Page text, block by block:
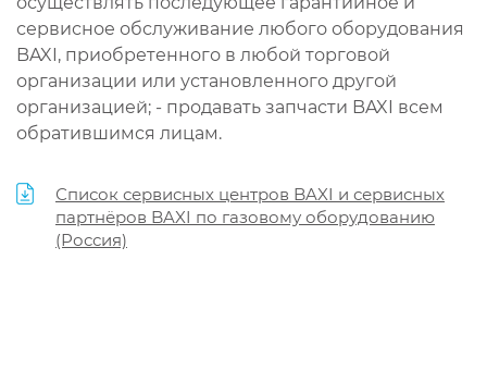
сервисное обслуживание любого оборудования
BAXI, приобретенного в любой торговой
организации или установленного другой
организацией; - продавать запчасти BAXI всем
обратившимся лицам.
Список сервисных центров BAXI и сервисных
партнёров BAXI по газовому оборудованию
(Россия)